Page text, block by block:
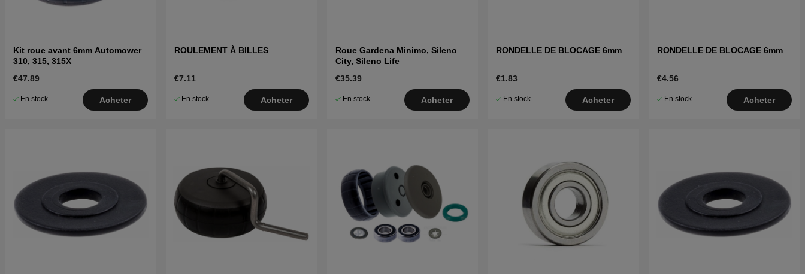
Kit roue avant 6mm Automower
310, 315, 315X
€47.89
En stock Acheter
ROULEMENT À BILLES
€7.11
En stock Acheter
Roue Gardena Minimo, Sileno
City, Sileno Life
€35.39
En stock Acheter
RONDELLE DE BLOCAGE 6mm
€1.83
En stock Acheter
RONDELLE DE BLOCAGE 6mm
€4.56
En stock Acheter